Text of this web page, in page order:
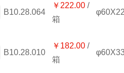
B10.28.064
￥222.00
箱
B10.28.010
￥182.00
箱